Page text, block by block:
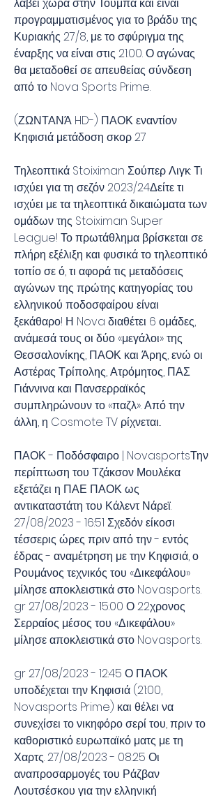
προγραμματισμένος για το βράδυ της
Κυριακής 27/8, με το σφύριγμα της
έναρξης να είναι στις 21:00. Ο αγώνας
θα μεταδοθεί σε απευθείας σύνδεση
από το Nova Sports Prime.
(ΖΩΝΤΑΝΆ HD-) ΠΑΟΚ εναντίον
Κηφισιά μετάδοση σκορ 27
Τηλεοπτικά Stoiximan Σούπερ Λιγκ: Τι
ισχύει για τη σεζόν 2023/24Δείτε τι
ισχύει με τα τηλεοπτικά δικαιώματα των
ομάδων της Stoiximan Super
League! Το πρωτάθλημα βρίσκεται σε
πλήρη εξέλιξη και φυσικά το τηλεοπτικό
τοπίο σε ό, τι αφορά τις μεταδόσεις
αγώνων της πρώτης κατηγορίας του
ελληνικού ποδοσφαίρου είναι
ξεκάθαρο! Η Nova διαθέτει 6 ομάδες,
ανάμεσά τους οι δύο «μεγάλοι» της
Θεσσαλονίκης, ΠΑΟΚ και Άρης, ενώ οι
Αστέρας Τρίπολης, Ατρόμητος, ΠΑΣ
Γιάννινα και Πανσερραϊκός
συμπληρώνουν το «παζλ». Από την
άλλη, η Cosmote TV ρίχνεται...
ΠΑΟΚ - Ποδόσφαιρο | NovasportsΤην
περίπτωση του Τζάκσον Μουλέκα
εξετάζει η ΠΑΕ ΠΑΟΚ ως
αντικαταστάτη του Κάλεντ Νάρεϊ.
27/08/2023 - 16:51 Σχεδόν είκοσι
τέσσερις ώρες πριν από την - εντός
έδρας - αναμέτρηση με την Κηφισιά, ο
Ρουμάνος τεχνικός του «Δικεφάλου»
μίλησε αποκλειστικά στο Novasports.
gr 27/08/2023 - 15:00 Ο 22χρονος
Σερραίος μέσος του «Δικεφάλου»
μίλησε αποκλειστικά στο Novasports.
gr 27/08/2023 - 12:45 Ο ΠΑΟΚ
υποδέχεται την Κηφισιά (21:00,
Novasports Prime) και θέλει να
συνεχίσει το νικηφόρο σερί του, πριν το
καθοριστικό ευρωπαϊκό ματς με τη
Χαρτς. 27/08/2023 - 08:25 Οι
αναπροσαρμογές του Ράζβαν
Λουτσέσκου για την ελληνική